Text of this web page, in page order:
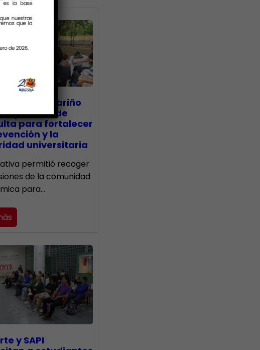
Santiago Mariño
jornada de
para fortalecer
y la
universitaria
permitió recoger
de la comunidad
para…
y SAPI